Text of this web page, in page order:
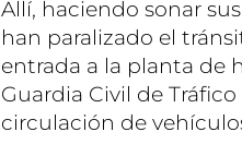
Allí, haciendo sonar
han paralizado el
entrada a la planta de
Guardia Civil de
circulación de